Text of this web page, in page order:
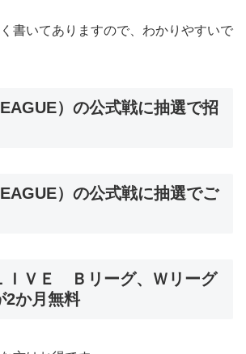
書いてありますので、わかりやすいで
）の公式戦に抽選で招
）の公式戦に抽選でご
ＩＶＥ Ｂリーグ、Ｗリーグ
2か月無料